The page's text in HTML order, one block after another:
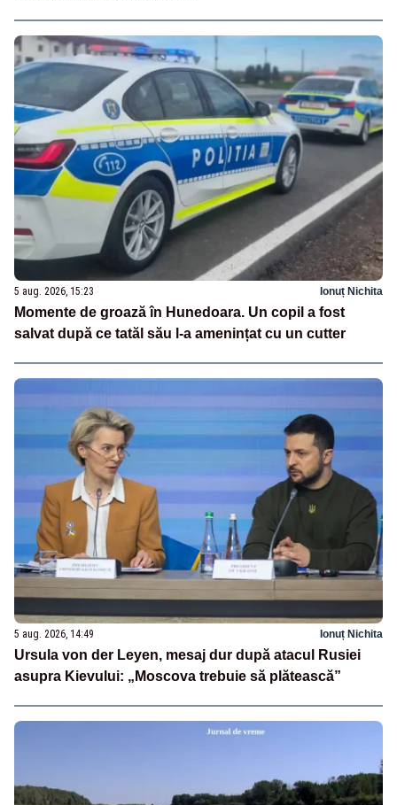
5 aug. 2026, 15:23 Ionuț Nichita
Momente de groază în Hunedoara. Un copil a fost
salvat după ce tatăl său l-a amenințat cu un cutter
5 aug. 2026, 14:49 Ionuț Nichita
Ursula von der Leyen, mesaj dur după atacul Rusiei
asupra Kievului: „Moscova trebuie să plătească”